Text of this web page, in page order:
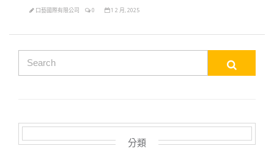
口藝國際有限公司 0 1 2 月, 2025
分類